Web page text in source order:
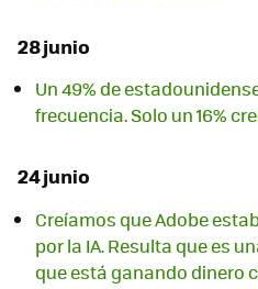
28 junio
Un 49% de
frecuencia. Solo un 16%
24 junio
Creíamos que Adobe
por la IA. Resulta que es
que está ganando dinero